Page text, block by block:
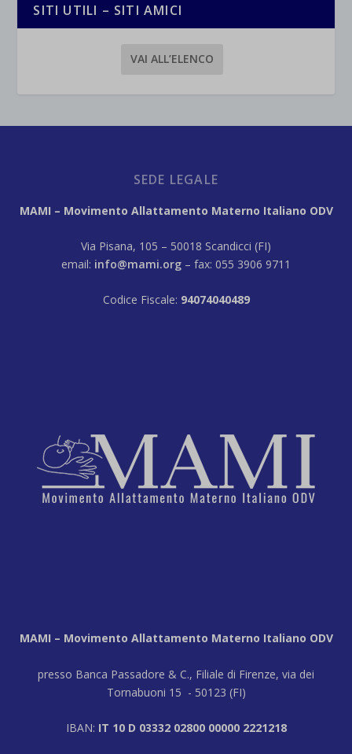
SITI UTILI – SITI AMICI
VAI ALL’ELENCO
SEDE LEGALE
MAMI – Movimento Allattamento Materno Italiano ODV
Via Pisana, 105 – 50018 Scandicci (FI)
email: info@mami.org – fax: 055 3906 9711
Codice Fiscale: 94074040489
MAMI – Movimento Allattamento Materno Italiano ODV
presso Banca Passadore & C., Filiale di Firenze, via dei
Tornabuoni 15 - 50123 (FI)
IBAN: IT 10 D 03332 02800 00000 2221218